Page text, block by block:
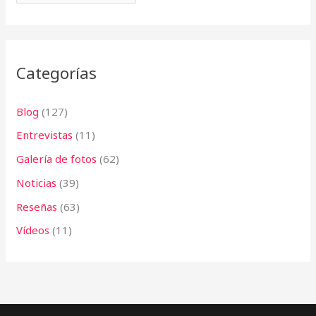
o
Categorías
Blog (127)
Entrevistas (11)
Galería de fotos (62)
Noticias (39)
Reseñas (63)
Vídeos (11)